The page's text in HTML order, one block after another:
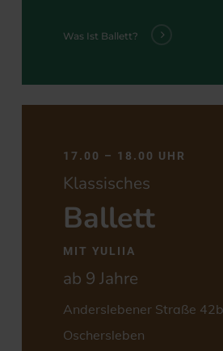
Was Ist Ballett?
17.00 – 18.00 UHR
Klassisches
Ballett
MIT YULIIA
ab 9 Jahre
Anderslebener Straße
Oschersleben